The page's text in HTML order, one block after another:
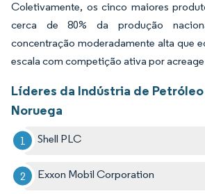
Coletivamente, os cinco maiores
cerca de 80% da produção
concentração moderadamente alta que
escala com competição ativa por
Líderes da Indústria de Petróleo
Noruega
Shell PLC
Exxon Mobil Corporation